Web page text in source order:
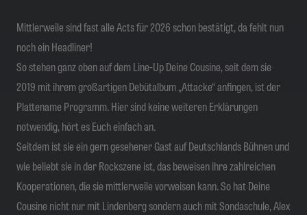
Mittlerweile sind fast alle Acts für 2026 schon bestätigt, da fehlt nun
noch ein Headliner!
So stehen ganz oben auf dem Line-Up Deine Cousine, seit dem sie
2019 mit ihrem großartigen Debütalbum „Attacke“ anfingen, ist der
Plattename Programm. Hier sind keine weiteren Erklärungen
notwendig, hört es Euch einfach an.
Seitdem ist sie ein gern gesehener Gast auf Deutschlands Bühnen und
wie beliebt sie in der Rockszene ist, das beweisen ihre zahlreichen
Kooperationen, die sie mittlerweile vorweisen kann. So hat Deine
Cousine nicht nur mit Lindenberg sondern auch mit Sondaschule, Alex